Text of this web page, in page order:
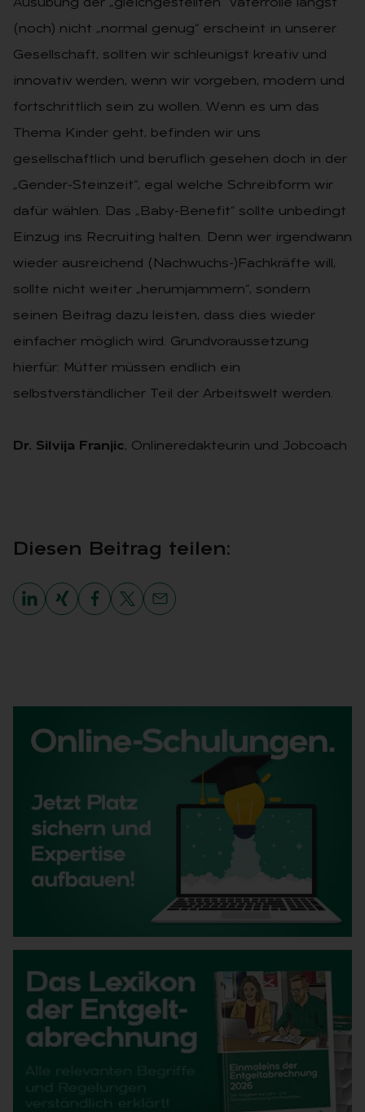
Ausübung der „gleichgestellten“ Vaterrolle längst
(noch) nicht „normal genug“ erscheint in unserer
Gesellschaft, sollten wir schleunigst kreativ und
innovativ werden, wenn wir vorgeben, modern und
fortschrittlich sein zu wollen. Wenn es um das
Thema Kinder geht, befinden wir uns
gesellschaftlich und beruflich gesehen doch in der
„Gender-Steinzeit“, egal welche Schreibform wir
dafür wählen. Das „Baby-Benefit“ sollte unbedingt
Einzug ins Recruiting halten. Denn wer irgendwann
wieder ausreichend (Nachwuchs-)Fachkräfte will,
sollte nicht weiter „herumjammern“, sondern
seinen Beitrag dazu leisten, dass dies wieder
einfacher möglich wird. Grundvoraussetzung
hierfür: Mütter müssen endlich ein
selbstverständlicher Teil der Arbeitswelt werden.
Dr. Silvija Franjic, Onlineredakteurin und Jobcoach
Die­sen Bei­trag tei­len: